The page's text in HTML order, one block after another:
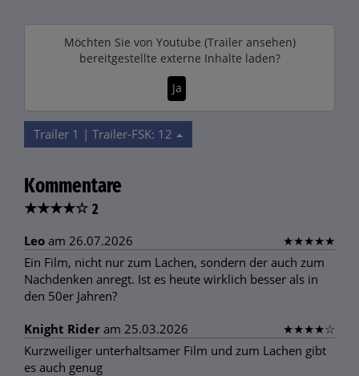
Möchten Sie von Youtube (Trailer ansehen)
bereitgestellte externe Inhalte laden?
Ja
Trailer 1 | Trailer-FSK: 12
Kommentare
★★★★☆ 2
Leo am 26.07.2026 ★★★★★
Ein Film, nicht nur zum Lachen, sondern der auch zum
Nachdenken anregt. Ist es heute wirklich besser als in
den 50er Jahren?
Knight Rider am 25.03.2026 ★★★★☆
Kurzweiliger unterhaltsamer Film und zum Lachen gibt
es auch genug